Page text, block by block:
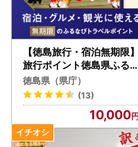
【徳島旅行・宿泊無期限】
旅行ポイント徳島県ふるな
びトラベルポイント
徳島県（県庁）
(13)
10,000